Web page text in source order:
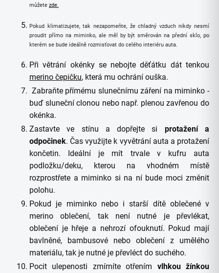
můžete zde.
Pokud klimatizujete, tak nezapomeňte, že chladný vzduch nikdy nesmí
proudit přímo na miminko, ale měl by být směrován na přední sklo, po
kterém se bude ideálně rozmisťovat do celého interiéru auta.
Při větrání okénky se nebojte děťátku dát tenkou
merino čepičku, která mu ochrání ouška.
Zabraňte přímému slunečnímu záření na miminko -
buď sluneční clonou nebo např. plenou zavřenou do
okénka.
Zastavte ve stínu a dopřejte si protažení a
odpočinek. Čas využijte k vyvětrání auta a protažení
končetin. Ideální je mít trvale v kufru auta
podložku/deku, kterou na vhodném místě
rozprostřete a miminko si na ní bude moci změnit
polohu.
Pokud je miminko nebo i starší dítě oblečené v
merino oblečení, tak není nutné je převlékat,
oblečení je hřeje a nehrozí ofouknutí. Pokud mají
bavlněné, bambusové nebo oblečení z umělého
materiálu, tak je nutné je převléct do suchého.
Pocit ulepenosti zmírníte otřením vlhkou žínkou